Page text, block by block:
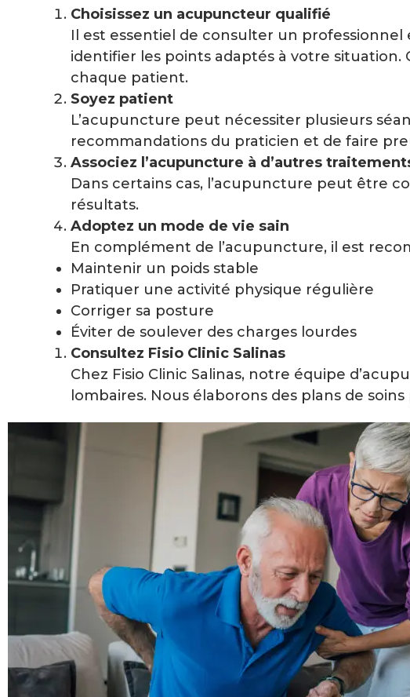
Choisissez un acupuncteur qualifié
Il est essentiel de consulter un
identifier les points adaptés à votre situation.
chaque patient.
Soyez patient
L’acupuncture peut nécessiter plusieurs
recommandations du praticien et de faire
Associez l’acupuncture à d’autres
Dans certains cas, l’acupuncture peut être
résultats.
Adoptez un mode de vie sain
En complément de l’acupuncture, il est
Maintenir un poids stable
Pratiquer une activité physique régulière
Corriger sa posture
Éviter de soulever des charges lourdes
Consultez Fisio Clinic Salinas
Chez Fisio Clinic Salinas, notre équipe
lombaires. Nous élaborons des plans de